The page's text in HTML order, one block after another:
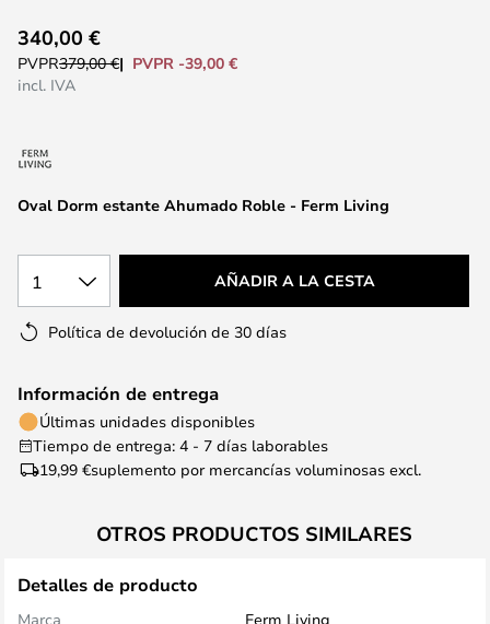
al
comienzo
galería
imágenes
Oval Dorm estante Ahumado Roble - Ferm Living
340,00 €
PVPR379,00 €
PVPR -39,00 €
incl. IVA
1 AÑADIR A LA CESTA
Política de devolución de 30 días
Información de entrega
Últimas unidades disponibles
Tiempo de entrega: 4 - 7 días laborables
19,99 €suplemento por mercancías voluminosas excl.
OTROS PRODUCTOS SIMILARES
Detalles de producto
Marca
Ferm Living